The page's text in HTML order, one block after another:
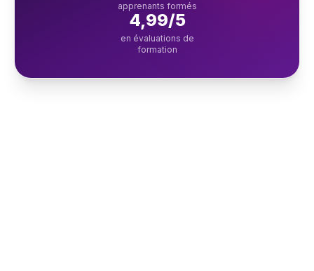
apprenants formés
4,99/5
en évaluations de
formation